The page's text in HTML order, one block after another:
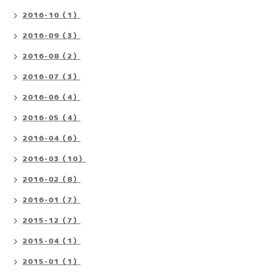
2016-10（1）
2016-09（3）
2016-08（2）
2016-07（3）
2016-06（4）
2016-05（4）
2016-04（6）
2016-03（10）
2016-02（8）
2016-01（7）
2015-12（7）
2015-04（1）
2015-01（1）